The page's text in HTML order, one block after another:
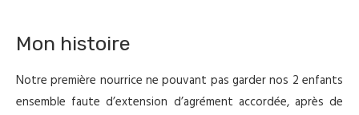
Mon histoire
Notre première nourrice ne pouvant pas garder nos 2 enfants
ensemble faute d’extension d’agrément accordée, après de